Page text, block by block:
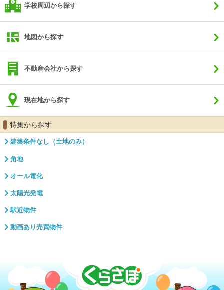
学校周辺から探す
地図から探す
不動産会社から探す
現在地から探す
特集から探す
建築条件なし（土地のみ）
角地
オール電化
太陽光発電
駅近物件
動画あり売買物件